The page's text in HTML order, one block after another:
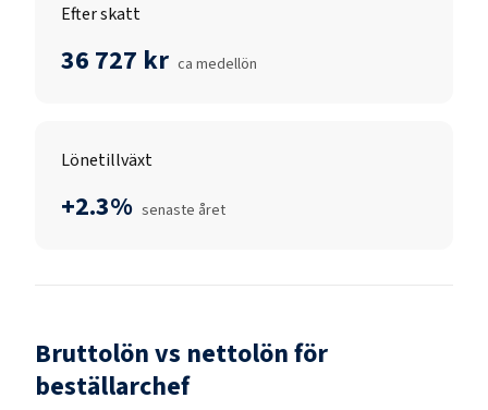
Efter skatt
36 727 kr ca medellön
Lönetillväxt
+2.3% senaste året
Bruttolön vs nettolön för
beställarchef